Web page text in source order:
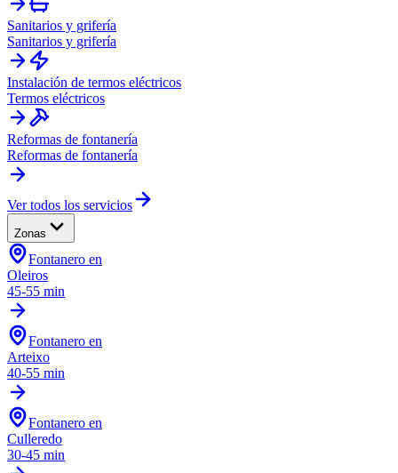
Sanitarios y grifería
Sanitarios y grifería
Instalación de termos eléctricos
Termos eléctricos
Reformas de fontanería
Reformas de fontanería
Ver todos los servicios
Zonas
Fontanero en
Oleiros
45-55 min
Fontanero en
Arteixo
40-55 min
Fontanero en
Culleredo
30-45 min